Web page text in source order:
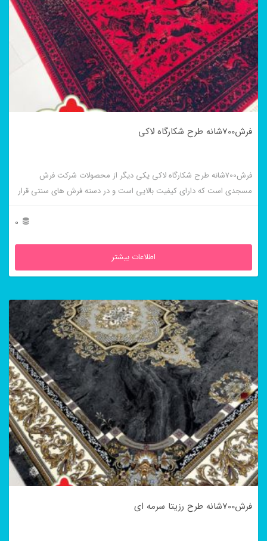
فرش700شانه طرح شکارگاه لاکی
فرش700شانه طرح شکارگاه لاکی یکی دیگر از محصولات شرکت فرش
مسجدی است که دارای کیفیت بالایی است و در دسته فرش های سنتی قرار
0
اطلاعات بیشتر
فرش700شانه طرح رزیتا سرمه ای